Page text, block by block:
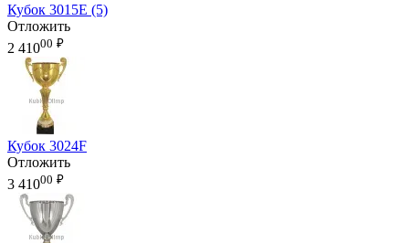
Кубок 3015E (5)
Отложить
2 41000 ₽
Кубок 3024F
Отложить
3 41000 ₽